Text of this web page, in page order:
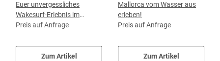
Euer unvergessliches
Wakesurf-Erlebnis im
Mittelmeer!
Preis auf Anfrage
Zum Artikel
Mallorca vom Wasser aus
erleben!
Preis auf Anfrage
Zum Artikel